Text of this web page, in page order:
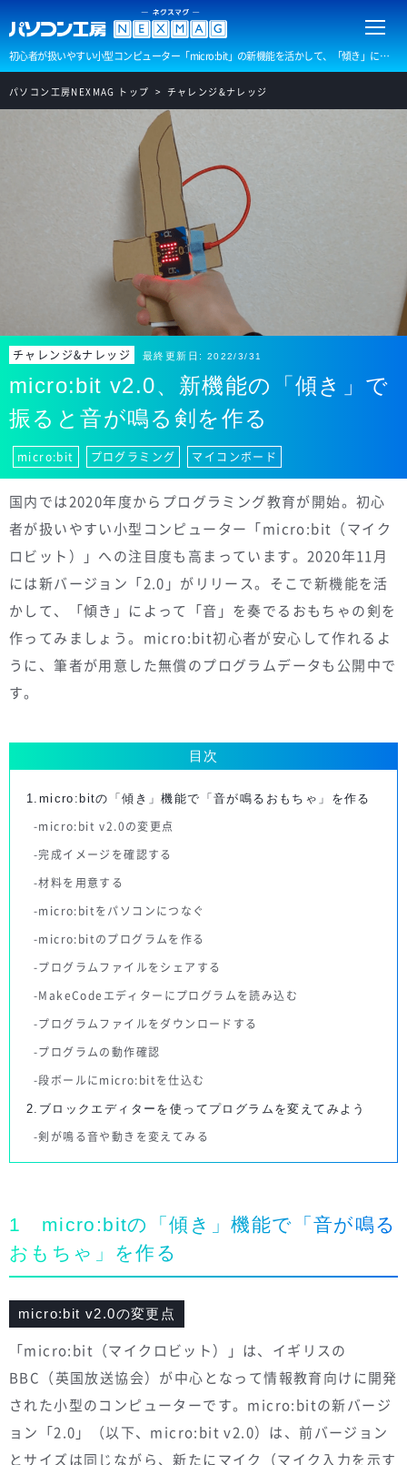
初心者が扱いやすい小型コンピューター「micro:bit」の新機能を活かして、「傾き」によって「音」を奏でるおもちゃの剣を作ってみましょう。
パソコン工房NEXMAG トップ チャレンジ&ナレッジ
チャレンジ&ナレッジ 最終更新日: 2022/3/31
micro:bit v2.0、新機能の「傾き」で
振ると音が鳴る剣を作る
micro:bit プログラミング マイコンボード
国内では2020年度からプログラミング教育が開始。初心
者が扱いやすい小型コンピューター「micro:bit（マイク
ロビット）」への注目度も高まっています。2020年11月
には新バージョン「2.0」がリリース。そこで新機能を活
かして、「傾き」によって「音」を奏でるおもちゃの剣を
作ってみましょう。micro:bit初心者が安心して作れるよ
うに、筆者が用意した無償のプログラムデータも公開中で
す。
目次
1.micro:bitの「傾き」機能で「音が鳴るおもちゃ」を作る
micro:bit v2.0の変更点
完成イメージを確認する
材料を用意する
micro:bitをパソコンにつなぐ
micro:bitのプログラムを作る
プログラムファイルをシェアする
MakeCodeエディターにプログラムを読み込む
プログラムファイルをダウンロードする
プログラムの動作確認
段ボールにmicro:bitを仕込む
2.ブロックエディターを使ってプログラムを変えてみよう
剣が鳴る音や動きを変えてみる
1 micro:bitの「傾き」機能で「音が鳴る
おもちゃ」を作る
micro:bit v2.0の変更点
「micro:bit（マイクロビット）」は、イギリスの
BBC（英国放送協会）が中心となって情報教育向けに開発
された小型のコンピューターです。micro:bitの新バージ
ョン「2.0」（以下、micro:bit v2.0）は、前バージョン
とサイズは同じながら、新たにマイク（マイク入力を示す